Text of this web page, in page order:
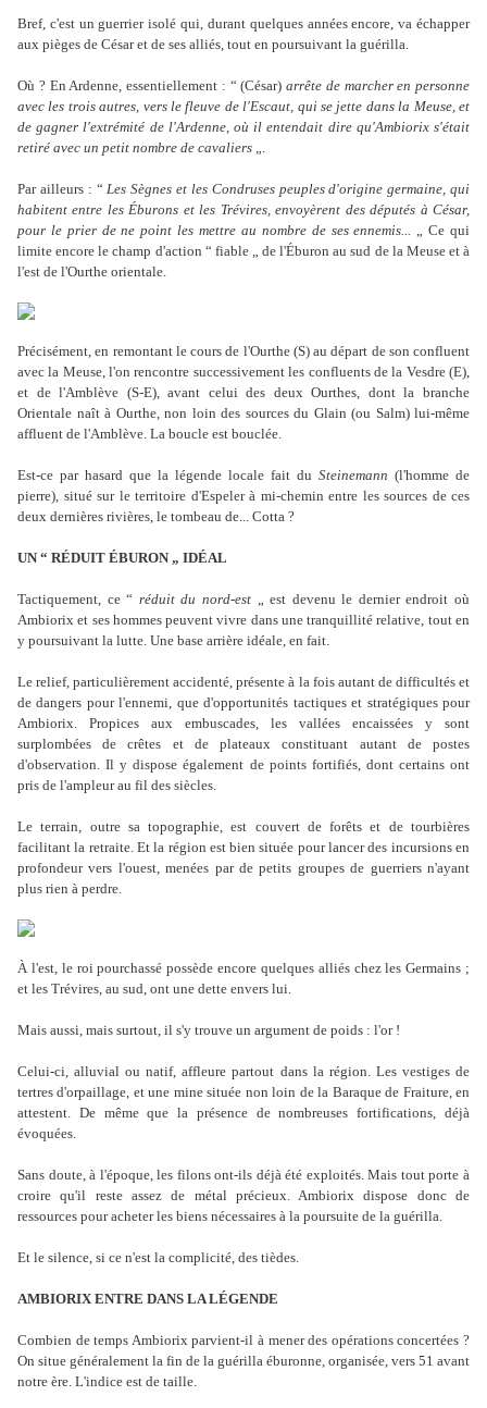
Bref, c'est un guerrier isolé qui, durant quelques années encore, va échapper
aux pièges de César et de ses alliés, tout en poursuivant la guérilla.
Où ? En Ardenne, essentiellement : “ (César) arrête de marcher en personne
avec les trois autres, vers le fleuve de l'Escaut, qui se jette dans la Meuse, et
de gagner l'extrémité de l'Ardenne, où il entendait dire qu'Ambiorix s'était
retiré avec un petit nombre de cavaliers „.
Par ailleurs : “Les Sègnes et les Condruses peuples d'origine germaine, qui
habitent entre les Éburons et les Trévires, envoyèrent des députés à César,
pour le prier de ne point les mettre au nombre de ses ennemis... „ Ce qui
limite encore le champ d'action “ fiable „ de l'Éburon au sud de la Meuse et à
l'est de l'Ourthe orientale.
Précisément, en remontant le cours de l'Ourthe (S) au départ de son confluent
avec la Meuse, l'on rencontre successivement les confluents de la Vesdre (E),
et de l'Amblève (S-E), avant celui des deux Ourthes, dont la branche
Orientale naît à Ourthe, non loin des sources du Glain (ou Salm) lui-même
affluent de l'Amblève. La boucle est bouclée.
Est-ce par hasard que la légende locale fait du Steinemann (l'homme de
pierre), situé sur le territoire d'Espeler à mi-chemin entre les sources de ces
deux dernières rivières, le tombeau de... Cotta ?
UN “ RÉDUIT ÉBURON „ IDÉAL
Tactiquement, ce “ réduit du nord-est„ est devenu le dernier endroit où
Ambiorix et ses hommes peuvent vivre dans une tranquillité relative, tout en
y poursuivant la lutte. Une base arrière idéale, en fait.
Le relief, particulièrement accidenté, présente à la fois autant de difficultés et
de dangers pour l'ennemi, que d'opportunités tactiques et stratégiques pour
Ambiorix. Propices aux embuscades, les vallées encaissées y sont
surplombées de crêtes et de plateaux constituant autant de postes
d'observation. Il y dispose également de points fortifiés, dont certains ont
pris de l'ampleur au fil des siècles.
Le terrain, outre sa topographie, est couvert de forêts et de tourbières
facilitant la retraite. Et la région est bien située pour lancer des incursions en
profondeur vers l'ouest, menées par de petits groupes de guerriers n'ayant
plus rien à perdre.
À l'est, le roi pourchassé possède encore quelques alliés chez les Germains ;
et les Trévires, au sud, ont une dette envers lui.
Mais aussi, mais surtout, il s'y trouve un argument de poids : l'or !
Celui-ci, alluvial ou natif, affleure partout dans la région. Les vestiges de
tertres d'orpaillage, et une mine située non loin de la Baraque de Fraiture, en
attestent. De même que la présence de nombreuses fortifications, déjà
évoquées.
Sans doute, à l'époque, les filons ont-ils déjà été exploités. Mais tout porte à
croire qu'il reste assez de métal précieux. Ambiorix dispose donc de
ressources pour acheter les biens nécessaires à la poursuite de la guérilla.
Et le silence, si ce n'est la complicité, des tièdes.
AMBIORIX ENTRE DANS LA LÉGENDE
Combien de temps Ambiorix parvient-il à mener des opérations concertées ?
On situe généralement la fin de la guérilla éburonne, organisée, vers 51 avant
notre ère. L'indice est de taille.